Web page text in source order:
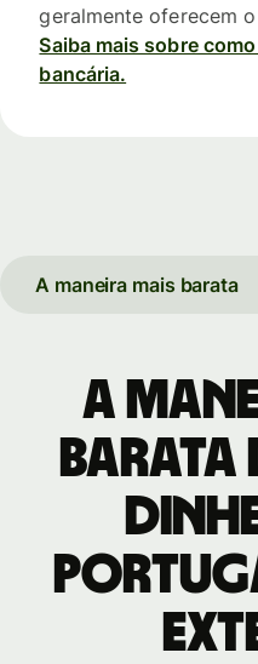
geralmente oferecem
Saiba mais sobre
bancária.
A maneira mais barata
A
barata